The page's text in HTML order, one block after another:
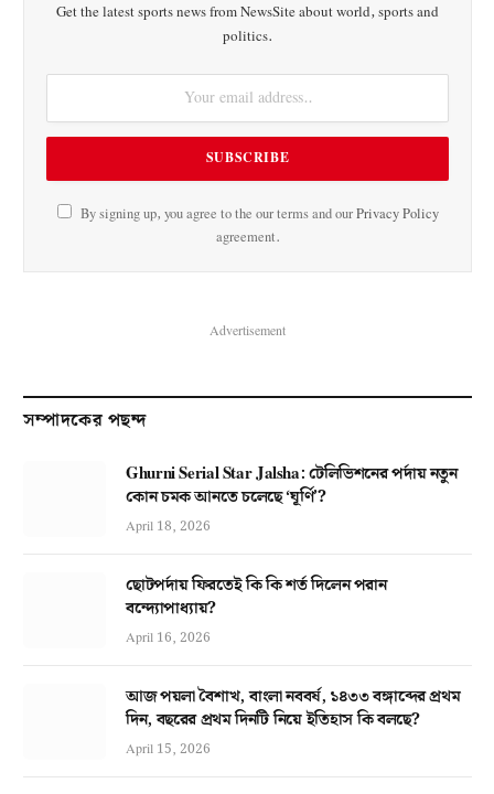
Get the latest sports news from NewsSite about world, sports and
politics.
By signing up, you agree to the our terms and ourPrivacy Policy
agreement.
Advertisement
সম্পাদকের পছন্দ
Ghurni Serial Star Jalsha: টেলিভিশনের পর্দায় নতুন
কোন চমক আনতে চলেছে ‘ঘূর্ণি’?
April 18, 2026
ছোটপর্দায় ফিরতেই কি কি শর্ত দিলেন পরান
বন্দ্যোপাধ্যায়?
April 16, 2026
আজ পয়লা বৈশাখ, বাংলা নববর্ষ, ১৪৩৩ বঙ্গাব্দের প্রথম
দিন, বছরের প্রথম দিনটি নিয়ে ইতিহাস কি বলছে?
April 15, 2026